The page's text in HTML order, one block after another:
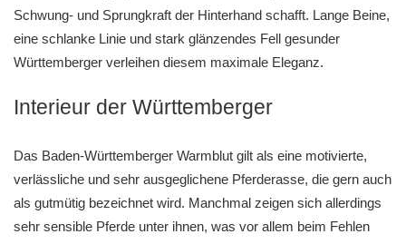
Schwung- und Sprungkraft der Hinterhand schafft. Lange Beine,
eine schlanke Linie und stark glänzendes Fell gesunder
Württemberger verleihen diesem maximale Eleganz.
Interieur der Württemberger
Das Baden-Württemberger Warmblut gilt als eine motivierte,
verlässliche und sehr ausgeglichene Pferderasse, die gern auch
als gutmütig bezeichnet wird. Manchmal zeigen sich allerdings
sehr sensible Pferde unter ihnen, was vor allem beim Fehlen